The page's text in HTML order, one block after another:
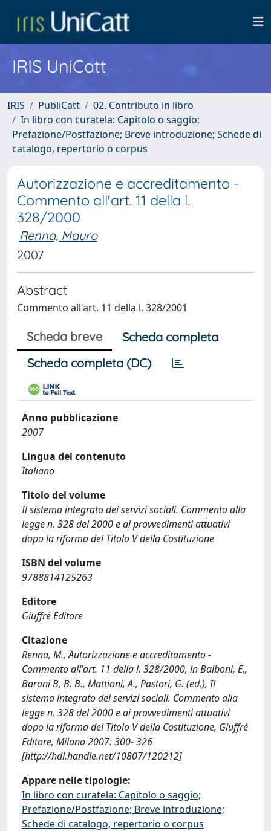
IRIS UniCatt
IRIS PubliCatt
02. Contributo in libro
In libro con curatela: Capitolo o saggio;
Prefazione/Postfazione; Breve introduzione; Schede di
catalogo, repertorio o corpus
Autorizzazione e accreditamento -
Commento all'art. 11 della l.
328/2000
Renna, Mauro
2007
Abstract
Commento all'art. 11 della l. 328/2001
Scheda breve
Scheda completa
Scheda completa (DC)
Anno pubblicazione
2007
Lingua del contenuto
Italiano
Titolo del volume
Il sistema integrato dei servizi sociali. Commento alla
legge n. 328 del 2000 e ai provvedimenti attuativi
dopo la riforma del Titolo V della Costituzione
ISBN del volume
9788814125263
Editore
Giuffré Editore
Citazione
Renna, M., Autorizzazione e accreditamento -
Commento all'art. 11 della l. 328/2000, in Balboni, E.,
Baroni B, B. B., Mattioni, A., Pastori, G. (ed.), Il
sistema integrato dei servizi sociali. Commento alla
legge n. 328 del 2000 e ai provvedimenti attuativi
dopo la riforma del Titolo V della Costituzione, Giuffré
Editore, Milano 2007: 300- 326
[http://hdl.handle.net/10807/120212]
Appare nelle tipologie:
In libro con curatela: Capitolo o saggio;
Prefazione/Postfazione; Breve introduzione;
Schede di catalogo, repertorio o corpus